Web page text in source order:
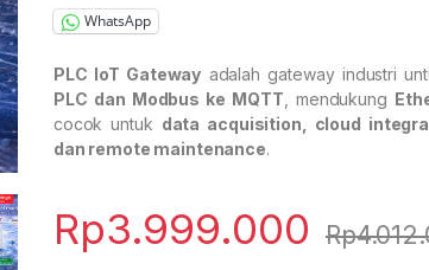
WhatsApp
PLC IoT Gateway adalah gateway industri
PLC dan Modbus ke MQTT , mendukung
cocok untuk data acquisition, cloud
dan remote maintenance.
Rp3.999.000 Rp